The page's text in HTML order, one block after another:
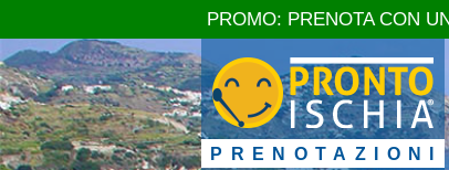
PRENOTAZIONI
PROMO: PRENOTA CON